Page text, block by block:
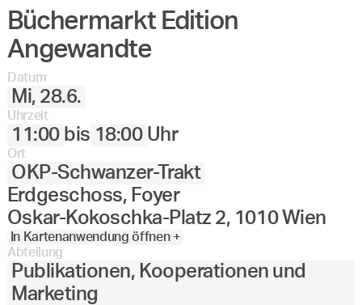
27. 28. 29. 30. Juni
Angewandte
Büchermarkt Edition
Angewandte
Datum
Mi, 28.6.
Uhrzeit
11:00 bis 18:00 Uhr
Ort
OKP-Schwanzer-Trakt
Erdgeschoss, Foyer
Oskar-Kokoschka-Platz 2, 1010 Wien
In Kartenanwendung öffnen +
Abteilung
Publikationen, Kooperationen und
Marketing